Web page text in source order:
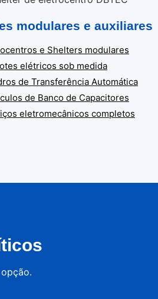
modulares e auxiliares
e Shelters modulares
elétricos sob medida
de Transferência Automática
de Banco de Capacitores
eletromecânicos completos